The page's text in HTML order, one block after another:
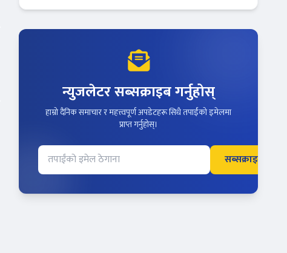
न्युजलेटर सब्सक्राइब गर्नुहोस्
हाम्रो दैनिक समाचार र महत्त्वपूर्ण अपडेटहरू सिधै तपाईंको इमेलमा
प्राप्त गर्नुहोस्।
सब्सक्राइब